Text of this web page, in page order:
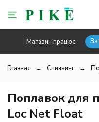
Магазин працює
Главная Спиннинг
Поплавок для
Loc Net Float